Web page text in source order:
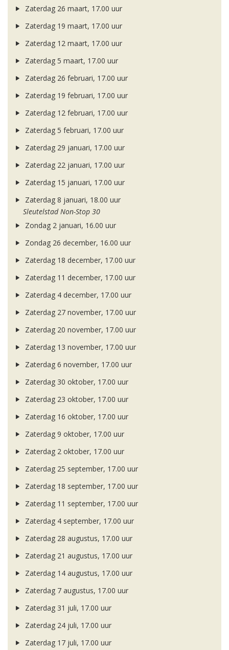
Zaterdag 26 maart, 17.00 uur
Zaterdag 19 maart, 17.00 uur
Zaterdag 12 maart, 17.00 uur
Zaterdag 5 maart, 17.00 uur
Zaterdag 26 februari, 17.00 uur
Zaterdag 19 februari, 17.00 uur
Zaterdag 12 februari, 17.00 uur
Zaterdag 5 februari, 17.00 uur
Zaterdag 29 januari, 17.00 uur
Zaterdag 22 januari, 17.00 uur
Zaterdag 15 januari, 17.00 uur
Zaterdag 8 januari, 18.00 uur
Sleutelstad Non-Stop 30
Zondag 2 januari, 16.00 uur
Zondag 26 december, 16.00 uur
Zaterdag 18 december, 17.00 uur
Zaterdag 11 december, 17.00 uur
Zaterdag 4 december, 17.00 uur
Zaterdag 27 november, 17.00 uur
Zaterdag 20 november, 17.00 uur
Zaterdag 13 november, 17.00 uur
Zaterdag 6 november, 17.00 uur
Zaterdag 30 oktober, 17.00 uur
Zaterdag 23 oktober, 17.00 uur
Zaterdag 16 oktober, 17.00 uur
Zaterdag 9 oktober, 17.00 uur
Zaterdag 2 oktober, 17.00 uur
Zaterdag 25 september, 17.00 uur
Zaterdag 18 september, 17.00 uur
Zaterdag 11 september, 17.00 uur
Zaterdag 4 september, 17.00 uur
Zaterdag 28 augustus, 17.00 uur
Zaterdag 21 augustus, 17.00 uur
Zaterdag 14 augustus, 17.00 uur
Zaterdag 7 augustus, 17.00 uur
Zaterdag 31 juli, 17.00 uur
Zaterdag 24 juli, 17.00 uur
Zaterdag 17 juli, 17.00 uur